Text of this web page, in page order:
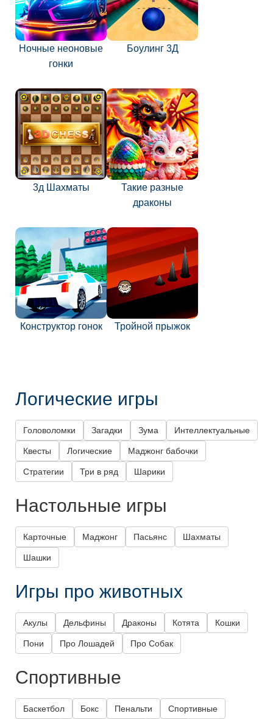
Ночные неоновые
гонки
Боулинг 3Д
3д Шахматы
Такие разные
драконы
Конструктор гонок Тройной прыжок
Логические игры
Головоломки Загадки Зума Интеллектуальные
Квесты Логические Маджонг бабочки
Стратегии Три в ряд Шарики
Настольные игры
Карточные Маджонг Пасьянс Шахматы
Шашки
Игры про животных
Акулы Дельфины Драконы Котята Кошки
Пони Про Лошадей Про Собак
Спортивные
Баскетбол Бокс Пенальти Спортивные